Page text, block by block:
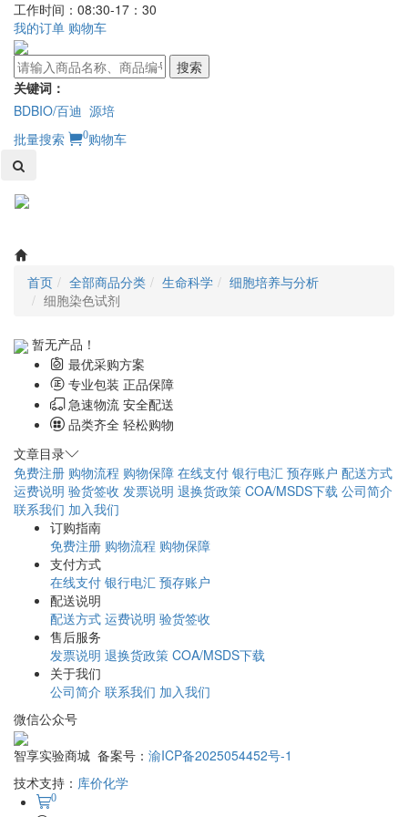
工作时间：08:30-17：30
我的订单 购物车
搜索
关键词：
BDBIO/百迪 源培
批量搜索
0购物车
首页 全部商品分类 生命科学
细胞培养与分析
细胞染色试剂
暂无产品！
最优采购方案
专业包装 正品保障
急速物流 安全配送
品类齐全 轻松购物
文章目录
免费注册 购物流程 购物保障 在线支付 银行电汇 预存账户 配送方式
运费说明 验货签收 发票说明 退换货政策 COA/MSDS下载 公司简介
联系我们 加入我们
订购指南
免费注册 购物流程 购物保障
支付方式
在线支付 银行电汇 预存账户
配送说明
配送方式 运费说明 验货签收
售后服务
发票说明 退换货政策 COA/MSDS下载
关于我们
公司简介 联系我们 加入我们
微信公众号
智享实验商城 备案号： 渝ICP备2025054452号-1
技术支持： 库价化学
0